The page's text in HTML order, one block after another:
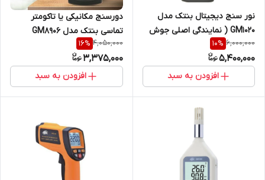
نور سنج دیجیتال بنتک مدل
GM1020 ( نمایندگی اصلی جوش
آزما تجهیز)
6,000,000
10%
5,400,000
افزودن به سبد
دورسنج مکانیکی یا تاکومتر
تماسی بنتک مدل GM8906
4,050,000
16%
3,375,000
افزودن به سبد